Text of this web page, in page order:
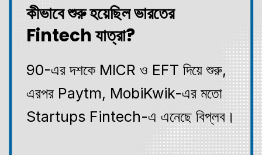
কীভাবে শুরু হয়েছিল ভারতের
Fintech যাত্রা?
90-এর দশকে MICR ও EFT দিয়ে শুরু,
এরপর Paytm, MobiKwik-এর মতো
Startups Fintech-এ এনেছে বিপ্লব।